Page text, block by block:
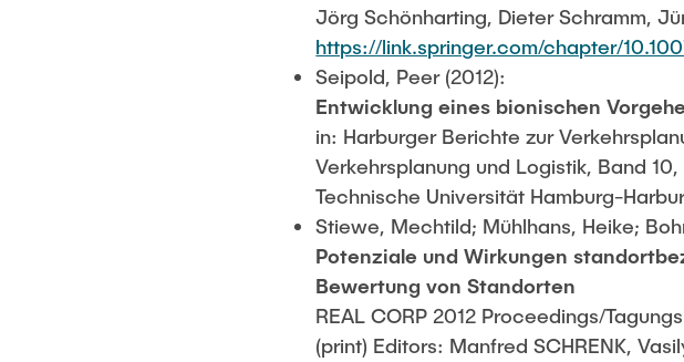
Jörg Schönharting, Dieter Schramm,
https://link.springer.com/chapter/
Seipold, Peer (2012):
Entwicklung eines bionischen
in: Harburger Berichte zur
Verkehrsplanung und Logistik, Band
Technische Universität Hamburg-
Stiewe, Mechtild; Mühlhans, Heike;
Potenziale und Wirkungen
Bewertung von Standorten
REAL CORP 2012 Proceedings/
(print) Editors: Manfred SCHRENK,